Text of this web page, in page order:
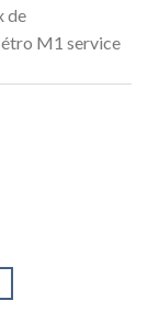
de
M1 service